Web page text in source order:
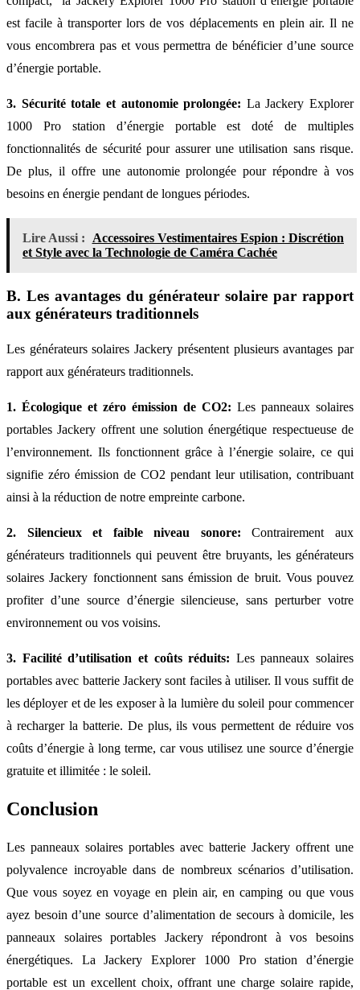
est facile à transporter lors de vos déplacements en plein air. Il ne
vous encombrera pas et vous permettra de bénéficier d’une source
d’énergie portable.
3. Sécurité totale et autonomie prolongée: La Jackery Explorer
1000 Pro station d’énergie portable est doté de multiples
fonctionnalités de sécurité pour assurer une utilisation sans risque.
De plus, il offre une autonomie prolongée pour répondre à vos
besoins en énergie pendant de longues périodes.
Lire Aussi :
Accessoires Vestimentaires Espion : Discrétion
et Style avec la Technologie de Caméra Cachée
B. Les avantages du générateur solaire par rapport
aux générateurs traditionnels
Les générateurs solaires Jackery présentent plusieurs avantages par
rapport aux générateurs traditionnels.
1. Écologique et zéro émission de CO2: Les panneaux solaires
portables Jackery offrent une solution énergétique respectueuse de
l’environnement. Ils fonctionnent grâce à l’énergie solaire, ce qui
signifie zéro émission de CO2 pendant leur utilisation, contribuant
ainsi à la réduction de notre empreinte carbone.
2. Silencieux et faible niveau sonore:Contrairement aux
générateurs traditionnels qui peuvent être bruyants, les générateurs
solaires Jackery fonctionnent sans émission de bruit. Vous pouvez
profiter d’une source d’énergie silencieuse, sans perturber votre
environnement ou vos voisins.
3. Facilité d’utilisation et coûts réduits: Les panneaux solaires
portables avec batterie Jackery sont faciles à utiliser. Il vous suffit de
les déployer et de les exposer à la lumière du soleil pour commencer
à recharger la batterie. De plus, ils vous permettent de réduire vos
coûts d’énergie à long terme, car vous utilisez une source d’énergie
gratuite et illimitée : le soleil.
Conclusion
Les panneaux solaires portables avec batterie Jackery offrent une
polyvalence incroyable dans de nombreux scénarios d’utilisation.
Que vous soyez en voyage en plein air, en camping ou que vous
ayez besoin d’une source d’alimentation de secours à domicile, les
panneaux solaires portables Jackery répondront à vos besoins
énergétiques. La Jackery Explorer 1000 Pro station d’énergie
portable est un excellent choix, offrant une charge solaire rapide,